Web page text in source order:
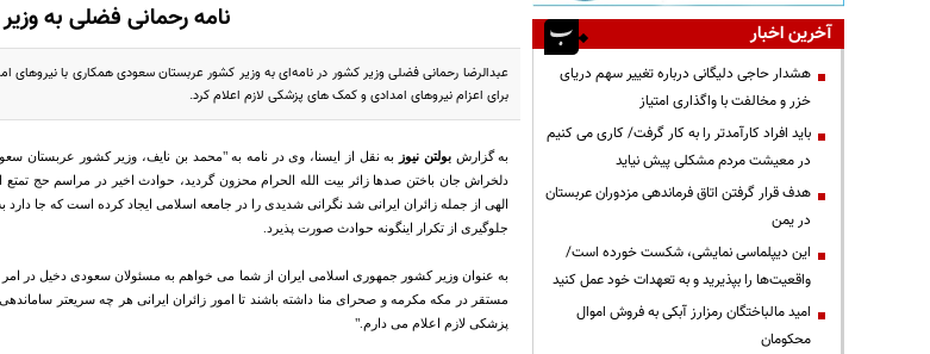
نامه رحمانی فضلی به
عبدالرضا رحمانی فضلی وزیر کشور در نامه‌ای به وزیر کشور عربستان سعودی همکاری با نیروهای
برای اعزام نیروهای امدادی و کمک های پزشکی لازم اعلام کرد.
به گزارشبولتن نیوز
به نقل از ایسنا، وی در نامه به "محمد بن نایف،‌ وزیر کشور عربستان
دلخراش جان باختن صدها زائر بیت الله الحرام محزون گردید، حوادث اخیر در مراسم حج
الهی از جمله زائران ایرانی شد نگرانی شدیدی را در جامعه اسلامی ایجاد کرده است که جا
جلوگیری از تکرار اینگونه حوادث صورت پذیرد.
به عنوان وزیر کشور جمهوری اسلامی ایران از شما می خواهم به مسئولان سعودی دخیل در امر
مستقر در مکه مکرمه و صحرای منا داشته باشند تا امور زائران ایرانی هر چه سریعتر
پزشکی لازم اعلام می دارم."
آخرین اخبار
هشدار حاجی دلیگانی درباره تغییر سهم دریای
خزر و مخالفت با واگذاری امتیاز
باید افراد کارآمدتر را به کار گرفت/ کاری می کنیم
در معیشت مردم مشکلی پیش نیاید
هدف قرار گرفتن اتاق‌ فرماندهی مزدوران عربستان
در یمن
این دیپلماسی نمایشی، شکست خورده است/
واقعیت‌ها را بپذیرید و به تعهدات خود عمل کنید
امید مالباختگان رمزارز آبکی به فروش اموال
محکومان